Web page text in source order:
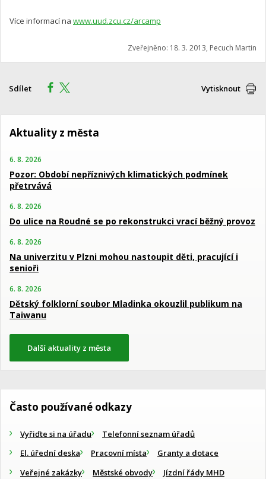
Více informací na www.uud.zcu.cz/arcamp
Zveřejněno: 18. 3. 2013, Pecuch Martin
Sdílet Vytisknout
Aktuality z města
6. 8. 2026
Pozor: Období nepříznivých klimatických podmínek
přetrvává
6. 8. 2026
Do ulice na Roudné se po rekonstrukci vrací běžný provoz
6. 8. 2026
Na univerzitu v Plzni mohou nastoupit děti, pracující i
senioři
6. 8. 2026
Dětský folklorní soubor Mladinka okouzlil publikum na
Taiwanu
Další aktuality z města
Často používané odkazy
Vyřiďte si na úřadu
Telefonní seznam úřadů
El. úřední deska
Pracovní místa
Granty a dotace
Veřejné zakázky
Městské obvody Jízdní řády MHD